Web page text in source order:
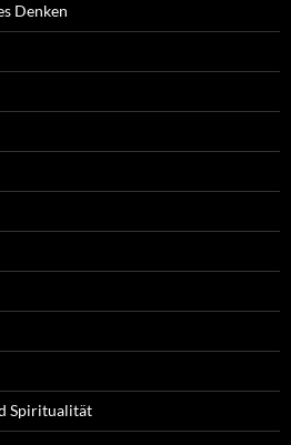
Denken
Spiritualität